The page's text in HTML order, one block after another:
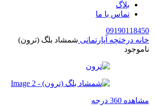
بلاگ
تماس با ما
09190118450
خانه درختچه آپارتمانی شمشاد بلگ (ترون)
ناموجود
مشاهده 360 درجه